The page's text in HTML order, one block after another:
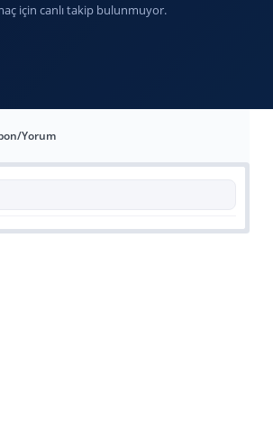
için canlı takip bulunmuyor.
Yorum